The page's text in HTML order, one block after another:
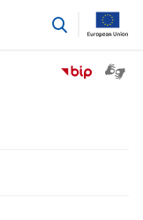
przejdź
Przejdź